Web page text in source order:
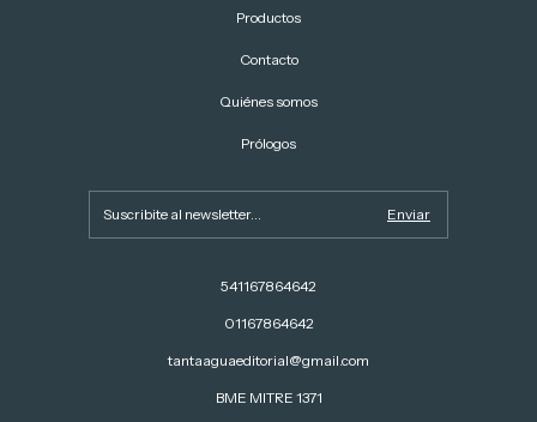
Productos
Contacto
Quiénes somos
Prólogos
541167864642
01167864642
tantaaguaeditorial@gmail.com
BME MITRE 1371